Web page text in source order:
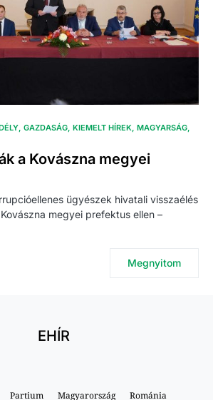
GAZDASÁG KIEMELT HÍREK MAGYARSÁG
a Kovászna megyei
ügyészek hivatali visszaélés
megyei prefektus ellen –
Megnyitom
EHÍR
Partium Magyarország Románia